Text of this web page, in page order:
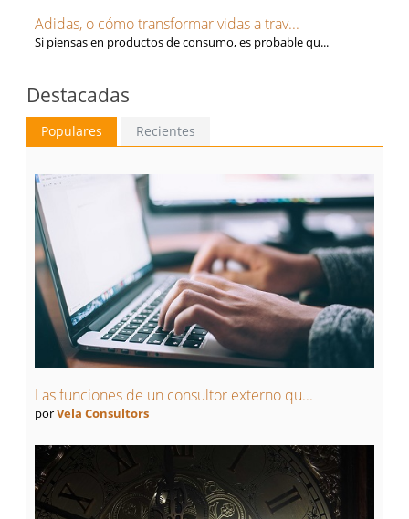
Adidas, o cómo transformar vidas a trav...
Si piensas en productos de consumo, es probable qu...
Destacadas
Populares Recientes
Las funciones de un consultor externo qu...
porVela Consultors